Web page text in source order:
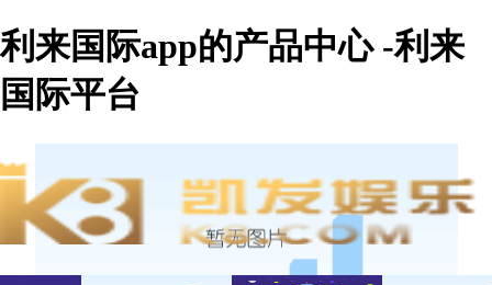
利来国际app的产品中心 -利来
国际平台